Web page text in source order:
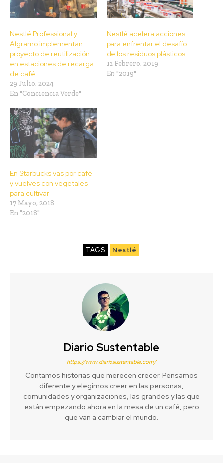
Nestlé Professional y
Algramo implementan
proyecto de reutilización
en estaciones de recarga
de café
29 Julio, 2024
En "Conciencia Verde"
Nestlé acelera acciones
para enfrentar el desafío
de los residuos plásticos
12 Febrero, 2019
En "2019"
En Starbucks vas por café
y vuelves con vegetales
para cultivar
17 Mayo, 2018
En "2018"
TAGS Nestlé
Diario Sustentable
https://www.diariosustentable.com/
Contamos historias que merecen crecer. Pensamos
diferente y elegimos creer en las personas,
comunidades y organizaciones, las grandes y las que
están empezando ahora en la mesa de un café, pero
que van a cambiar el mundo.